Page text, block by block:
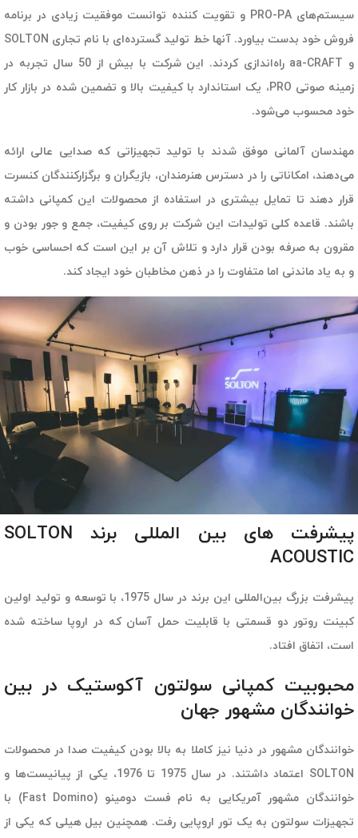
سیستم‌های PRO-PA و تقویت کننده توانست موفقیت زیادی در برنامه
فروش خود بدست بیاورد. آنها خط تولید گسترده‌ای با نام تجاری SOLTON
و aa-CRAFT راه‌اندازی کردند.
این شرکت با بیش از 50 سال تجربه در
زمینه صوتی PRO، یک استاندارد با کیفیت بالا و تضمین شده در بازار کار
خود محسوب می‌شود.
مهندسان آلمانی موفق شدند با تولید تجهیزاتی که صدایی عالی ارائه
می‌دهند، امکاناتی را در دسترس هنرمندان، بازیگران و برگزارکنندگان کنسرت
قرار دهند تا تمایل بیشتری در استفاده از محصولات این کمپانی داشته
باشند. قاعده کلی تولیدات این شرکت بر روی کیفیت، جمع و جور بودن و
مقرون به صرفه بودن قرار دارد و تلاش آن بر این است که احساسی خوب
و به یاد ماندنی اما متفاوت را در ذهن مخاطبان خود ایجاد کند.
پیشرفت های بین المللی برند SOLTON
ACOUSTIC
پیشرفت بزرگ بین‌المللی این برند در سال 1975، با توسعه و تولید اولین
کبینت روتور دو قسمتی با قابلیت حمل آسان که در اروپا ساخته شده
است، اتفاق افتاد.
محبوبیت کمپانی سولتون آکوستیک در بین
خوانندگان مشهور جهان
خوانندگان مشهور در دنیا نیز کاملا به بالا بودن کیفیت صدا در محصولات
SOLTON اعتماد داشتند. در سال 1975 تا 1976، یکی از پیانیست‌ها و
خوانندگان مشهور آمریکایی به نام فست دومینو (Fast Domino) با
تجهیزات سولتون به یک تور اروپایی رفت. همچنین بیل هیلی که یکی از